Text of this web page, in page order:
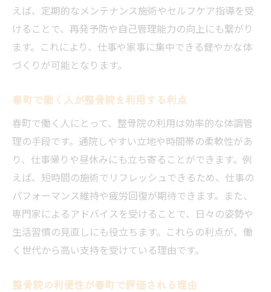
えば、定期的なメンテナンス施術やセルフケア指導を受
けることで、再発予防や自己管理能力の向上にも繋がり
ます。これにより、仕事や家事に集中できる健やかな体
づくりが可能となります。
春町で働く人が整骨院を利用する利点
春町で働く人にとって、整骨院の利用は効率的な体調管
理の手段です。通院しやすい立地や時間帯の柔軟性があ
り、仕事帰りや昼休みにも立ち寄ることができます。例
えば、短時間の施術でリフレッシュできるため、仕事の
パフォーマンス維持や疲労回復が期待できます。また、
専門家によるアドバイスを受けることで、日々の姿勢や
生活習慣の見直しにも役立ちます。これらの利点が、働
く世代から高い支持を受けている理由です。
整骨院の利便性が春町で評価される理由